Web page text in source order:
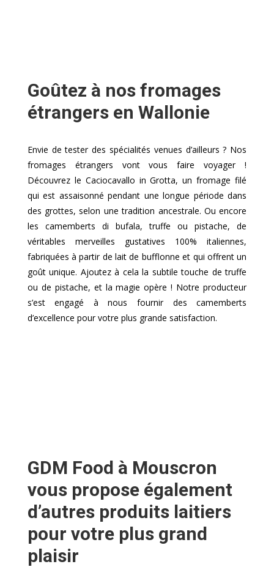
Goûtez à nos fromages
étrangers en Wallonie
Envie de tester des spécialités venues d’ailleurs ? Nos
fromages étrangers vont vous faire voyager !
Découvrez le Caciocavallo in Grotta, un fromage filé
qui est assaisonné pendant une longue période dans
des grottes, selon une tradition ancestrale. Ou encore
les camemberts di bufala, truffe ou pistache, de
véritables merveilles gustatives 100% italiennes,
fabriquées à partir de lait de bufflonne et qui offrent un
goût unique. Ajoutez à cela la subtile touche de truffe
ou de pistache, et la magie opère ! Notre producteur
s’est engagé à nous fournir des camemberts
d’excellence pour votre plus grande satisfaction.
GDM Food à Mouscron
vous propose également
d’autres produits laitiers
pour votre plus grand
plaisir